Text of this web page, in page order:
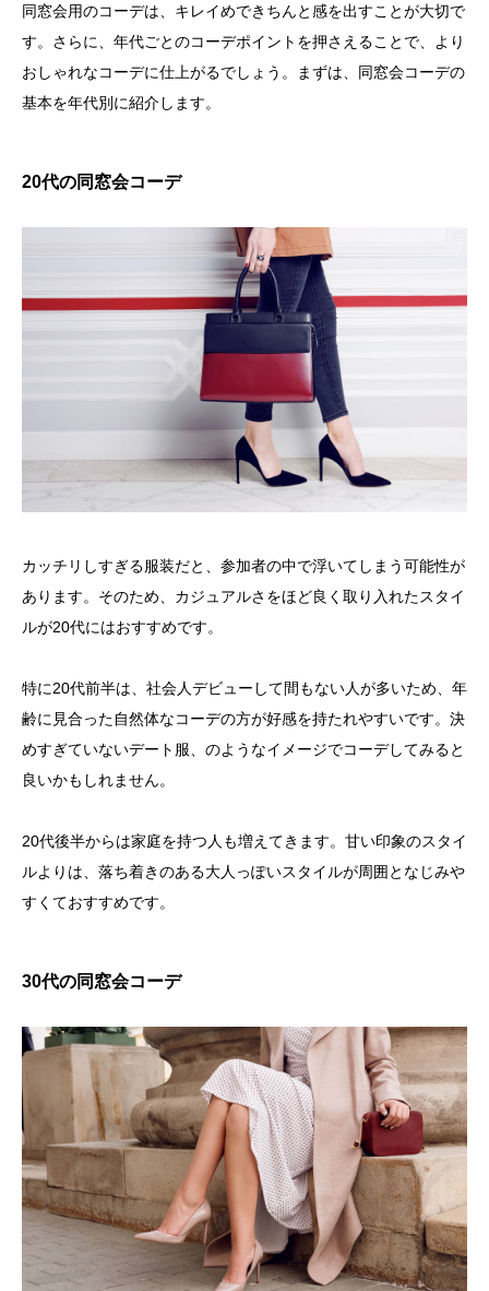
同窓会用のコーデは、キレイめできちんと感を出すことが大切で
す。さらに、年代ごとのコーデポイントを押さえることで、より
おしゃれなコーデに仕上がるでしょう。まずは、同窓会コーデの
基本を年代別に紹介します。
20代の同窓会コーデ
カッチリしすぎる服装だと、参加者の中で浮いてしまう可能性が
あります。そのため、カジュアルさをほど良く取り入れたスタイ
ルが20代にはおすすめです。
特に20代前半は、社会人デビューして間もない人が多いため、年
齢に見合った自然体なコーデの方が好感を持たれやすいです。決
めすぎていないデート服、のようなイメージでコーデしてみると
良いかもしれません。
20代後半からは家庭を持つ人も増えてきます。甘い印象のスタイ
ルよりは、落ち着きのある大人っぽいスタイルが周囲となじみや
すくておすすめです。
30代の同窓会コーデ